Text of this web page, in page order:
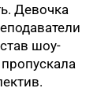
Девочка
шоу-